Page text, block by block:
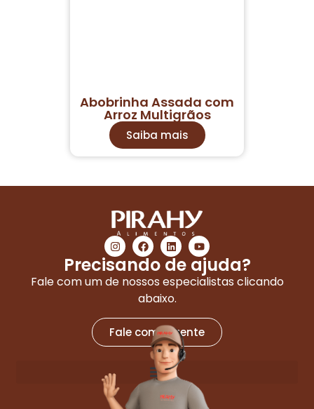
Abobrinha Assada com
Arroz Multigrãos
Saiba mais
Precisando de ajuda?
Fale com um de nossos especialistas clicando
abaixo.
Fale com a gente